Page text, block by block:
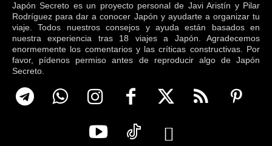
Japón Secreto es un proyecto personal de Javi Aristín y Pilar
Rodríguez para dar a conocer Japón y ayudarte a organizar tu
viaje. Todos nuestros consejos y ayuda están basados en
nuestra experiencia tras 18 viajes a Japón. Agradecemos
enormemente los comentarios y las críticas constructivas. Por
favor, pídenos permiso antes de reproducir algo de Japón
Secreto.